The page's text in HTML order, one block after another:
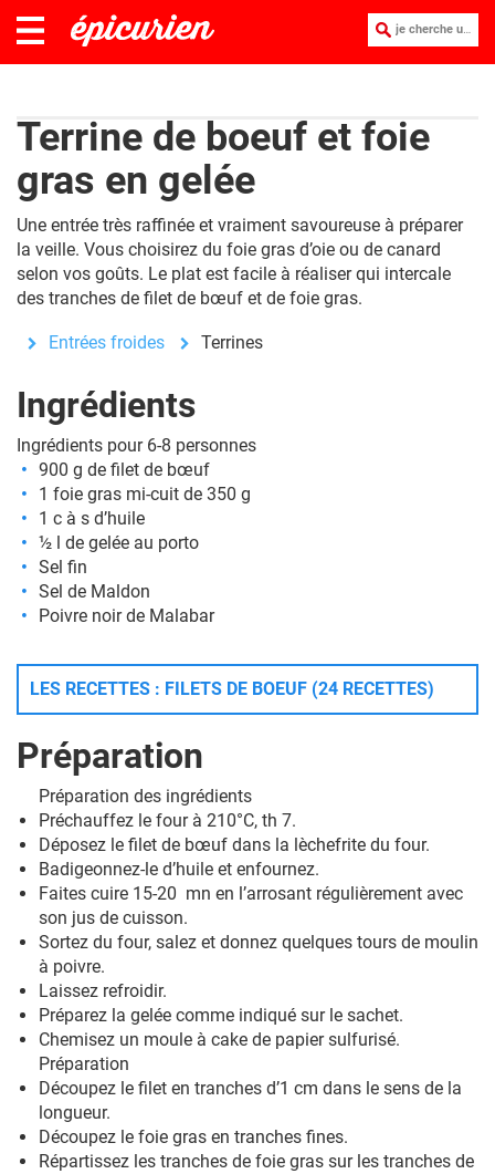
je cherche une recette :
Terrine de boeuf et foie
gras en gelée
Une entrée très raffinée et vraiment savoureuse à préparer
la veille. Vous choisirez du foie gras d’oie ou de canard
selon vos goûts. Le plat est facile à réaliser qui intercale
des tranches de filet de bœuf et de foie gras.
Entrées froides Terrines
Ingrédients
Ingrédients pour 6-8 personnes
900 g de filet de bœuf
1 foie gras mi-cuit de 350 g
1 c à s d’huile
½ l de gelée au porto
Sel fin
Sel de Maldon
Poivre noir de Malabar
LES RECETTES : FILETS DE BOEUF (24 RECETTES)
Préparation
Préparation des ingrédients
Préchauffez le four à 210°C, th 7.
Déposez le filet de bœuf dans la lèchefrite du four.
Badigeonnez-le d’huile et enfournez.
Faites cuire 15-20 mn en l’arrosant régulièrement avec
son jus de cuisson.
Sortez du four, salez et donnez quelques tours de moulin
à poivre.
Laissez refroidir.
Préparez la gelée comme indiqué sur le sachet.
Chemisez un moule à cake de papier sulfurisé.
Préparation
Découpez le filet en tranches d’1 cm dans le sens de la
longueur.
Découpez le foie gras en tranches fines.
Répartissez les tranches de foie gras sur les tranches de